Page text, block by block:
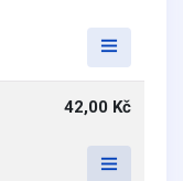
42,00 Kč